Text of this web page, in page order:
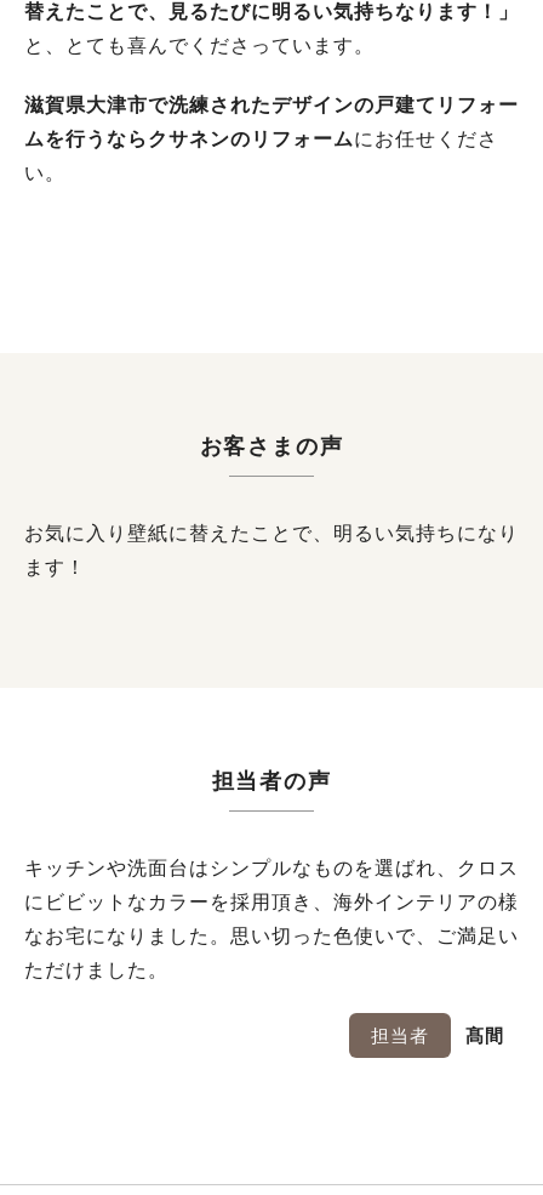
替えたことで、見るたびに明るい気持ちなります！」
と、とても喜んでくださっています。
滋賀県大津市で洗練されたデザインの戸建てリフォー
ムを行うならクサネンのリフォームにお任せくださ
い。
お客さまの声
お気に入り壁紙に替えたことで、明るい気持ちになり
ます！
担当者の声
キッチンや洗面台はシンプルなものを選ばれ、クロス
にビビットなカラーを採用頂き、海外インテリアの様
なお宅になりました。思い切った色使いで、ご満足い
ただけました。
担当者 髙間